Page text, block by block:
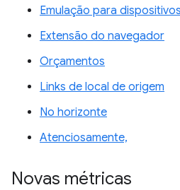
Emulação para
Extensão do navegador
Orçamentos
Links de local de origem
No horizonte
Atenciosamente,
Novas métricas